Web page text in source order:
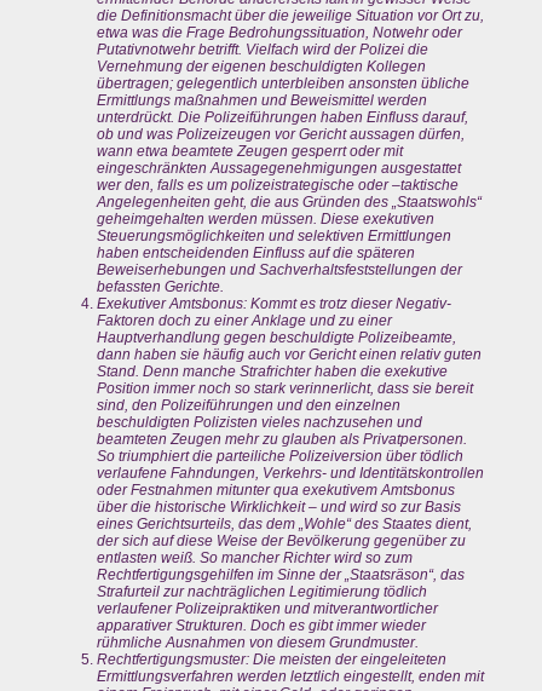
die Definitionsmacht über die jeweilige Situation vor Ort zu,
etwa was die Frage Bedrohungssituation, Notwehr oder
Putativnotwehr betrifft. Vielfach wird der Polizei die
Vernehmung der eigenen beschuldigten Kollegen
übertragen; gelegentlich unterbleiben ansonsten übliche
Ermittlungs maßnahmen und Beweismittel werden
unterdrückt. Die Polizeiführungen haben Einfluss darauf,
ob und was Polizeizeugen vor Gericht aussagen dürfen,
wann etwa beamtete Zeugen gesperrt oder mit
eingeschränkten Aussagegenehmigungen ausgestattet
wer den, falls es um polizeistrategische oder –taktische
Angelegenheiten geht, die aus Gründen des „Staatswohls“
geheimgehalten werden müssen. Diese exekutiven
Steuerungsmöglichkeiten und selektiven Ermittlungen
haben entscheidenden Einfluss auf die späteren
Beweiserhebungen und Sachverhaltsfeststellungen der
befassten Gerichte.
Exekutiver Amtsbonus: Kommt es trotz dieser Negativ-
Faktoren doch zu einer Anklage und zu einer
Hauptverhandlung gegen beschuldigte Polizeibeamte,
dann haben sie häufig auch vor Gericht einen relativ guten
Stand. Denn manche Strafrichter haben die exekutive
Position immer noch so stark verinnerlicht, dass sie bereit
sind, den Polizeiführungen und den einzelnen
beschuldigten Polizisten vieles nachzusehen und
beamteten Zeugen mehr zu glauben als Privatpersonen.
So triumphiert die parteiliche Polizeiversion über tödlich
verlaufene Fahndungen, Verkehrs- und Identitätskontrollen
oder Festnahmen mitunter qua exekutivem Amtsbonus
über die historische Wirklichkeit – und wird so zur Basis
eines Gerichtsurteils, das dem „Wohle“ des Staates dient,
der sich auf diese Weise der Bevölkerung gegenüber zu
entlasten weiß. So mancher Richter wird so zum
Rechtfertigungsgehilfen im Sinne der „Staatsräson“, das
Strafurteil zur nachträglichen Legitimierung tödlich
verlaufener Polizeipraktiken und mitverantwortlicher
apparativer Strukturen. Doch es gibt immer wieder
rühmliche Ausnahmen von diesem Grundmuster.
Rechtfertigungsmuster: Die meisten der eingeleiteten
Ermittlungsverfahren werden letztlich eingestellt, enden mit